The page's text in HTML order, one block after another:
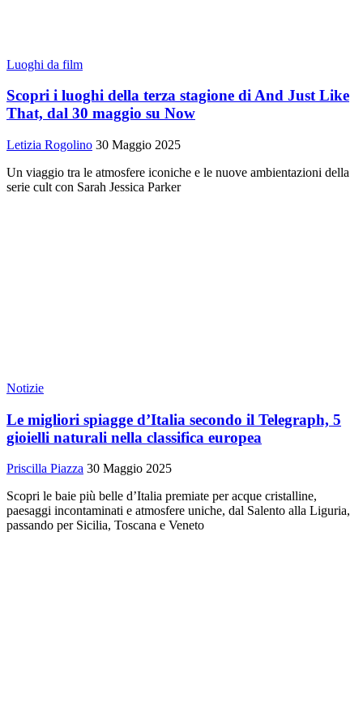
Luoghi da film
Scopri i luoghi della terza stagione di And Just Like
That, dal 30 maggio su Now
Letizia Rogolino 30 Maggio 2025
Un viaggio tra le atmosfere iconiche e le nuove ambientazioni della
serie cult con Sarah Jessica Parker
Notizie
Le migliori spiagge d’Italia secondo il Telegraph, 5
gioielli naturali nella classifica europea
Priscilla Piazza 30 Maggio 2025
Scopri le baie più belle d’Italia premiate per acque cristalline,
paesaggi incontaminati e atmosfere uniche, dal Salento alla Liguria,
passando per Sicilia, Toscana e Veneto